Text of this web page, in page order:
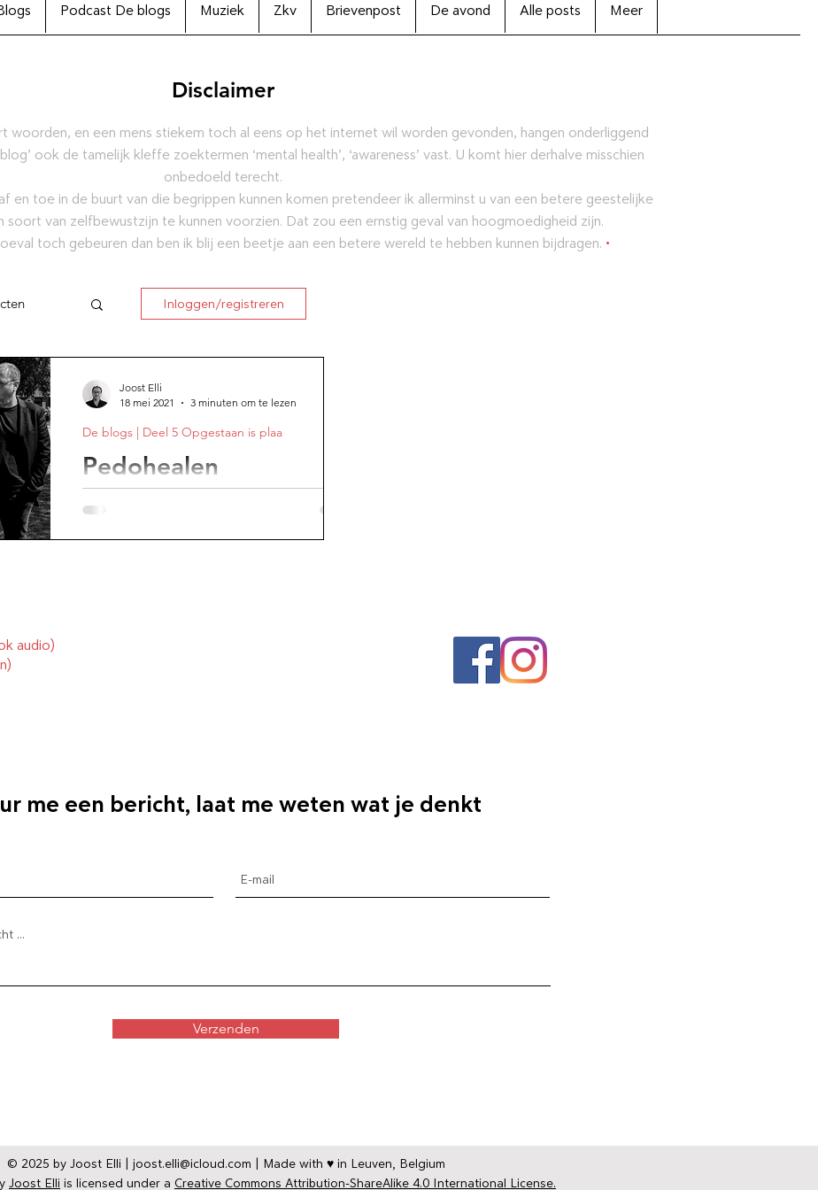
Podcast De blogs Muziek Zkv Brievenpost De avond Alle posts Meer
Disclaimer
en een mens stiekem toch al eens op het internet wil worden gevonden, hangen onderliggend
ook de tamelijk kleffe zoektermen ‘mental health’, ‘awareness’ vast. U komt hier derhalve misschien
onbedoeld terecht.
en toe in de buurt van die begrippen kunnen komen pretendeer ik allerminst u van een betere geestelijke
soort van zelfbewustzijn te kunnen voorzien. Dat zou een ernstig geval van hoogmoedigheid zijn.
toch gebeuren dan ben ik blij een beetje aan een betere wereld te hebben kunnen bijdragen. •
De avond
Inloggen/registreren
Pedohealen
Dave De Cock, de ontvoerder van Dean
kindermishandeling. Dat die man vrijkwam
De blogs | Deel 5 Opgestaan is plaa
Joost Elli
18 mei 2021
3 minuten om te lezen
audio)
me een bericht, laat me weten wat je denkt
Verzenden
© 2025 by Joost Elli | joost.elli@icloud.com | Made with ♥ in Leuven, Belgium
Joost Elli is licensed under a Creative Commons Attribution-ShareAlike 4.0 International License.